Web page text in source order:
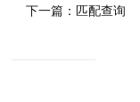
下一篇： 匹配查询